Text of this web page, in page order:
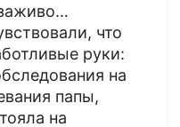
что
руки:
на
папы,
на